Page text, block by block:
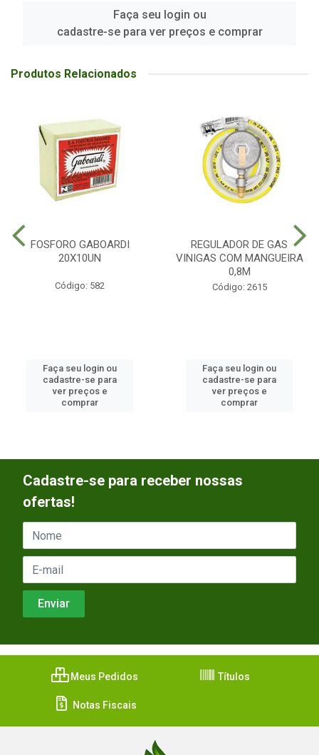
Faça seu login ou
cadastre-se para ver preços e comprar
Produtos Relacionados
FOSFORO GABOARDI
20X10UN
Código: 582
Faça seu login ou
cadastre-se para
ver preços e
comprar
REGULADOR DE GAS
VINIGAS COM MANGUEIRA
0,8M
Código: 2615
Faça seu login ou
cadastre-se para
ver preços e
comprar
Cadastre-se para receber nossas
ofertas!
Meus Pedidos Títulos
Notas Fiscais